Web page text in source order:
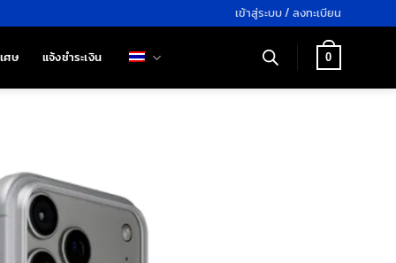
เข้าสู่ระบบ / ลงทะเบียน
ศษ แจ้งชำระเงิน 0